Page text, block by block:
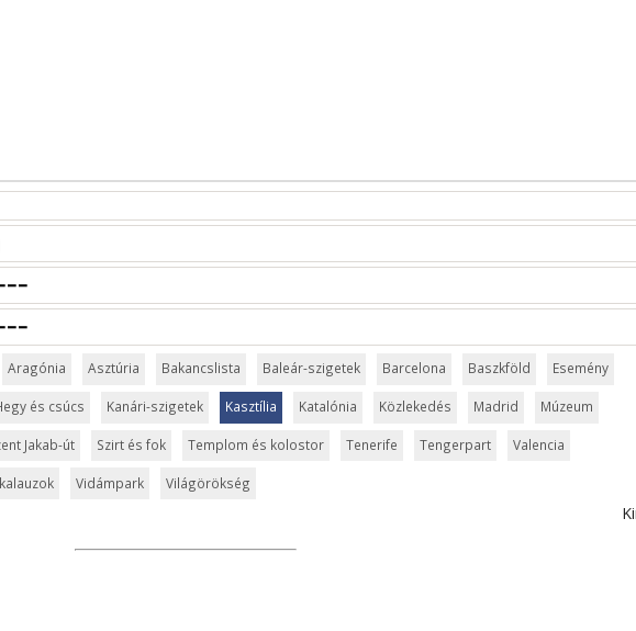
Aragónia Asztúria Bakancslista Baleár-szigetek Barcelona Baszkföld Esemény
és csúcs Kanári-szigetek Kasztília Katalónia Közlekedés Madrid Múzeum
Jakab-út Szirt és fok Templom és kolostor Tenerife Tengerpart Valencia
Vidámpark Világörökség